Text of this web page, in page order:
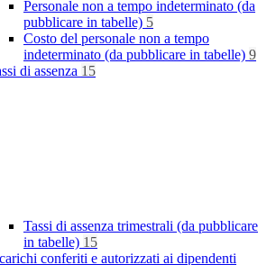
Personale non a tempo indeterminato (da
pubblicare in tabelle) 5
Costo del personale non a tempo
indeterminato (da pubblicare in tabelle) 9
di assenza 15
Tassi di assenza trimestrali (da pubblicare
in tabelle) 15
conferiti e autorizzati ai dipendenti